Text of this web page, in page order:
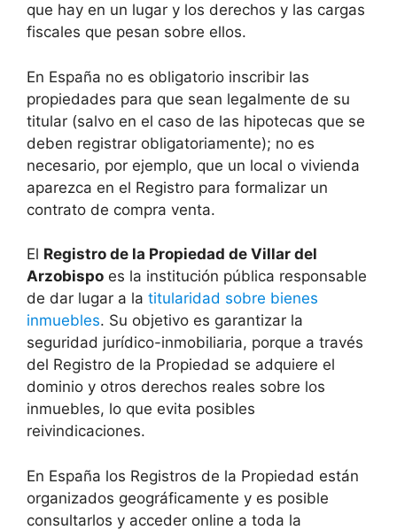
que hay en un lugar y los derechos y las cargas
fiscales que pesan sobre ellos.
En España no es obligatorio inscribir las
propiedades para que sean legalmente de su
titular (salvo en el caso de las hipotecas que se
deben registrar obligatoriamente); no es
necesario, por ejemplo, que un local o vivienda
aparezca en el Registro para formalizar un
contrato de compra venta.
El Registro de la Propiedad de Villar del
Arzobispo es la institución pública responsable
de dar lugar a la titularidad sobre bienes
inmuebles. Su objetivo es garantizar la
seguridad jurídico-inmobiliaria, porque a través
del Registro de la Propiedad se adquiere el
dominio y otros derechos reales sobre los
inmuebles, lo que evita posibles
reivindicaciones.
En España los Registros de la Propiedad están
organizados geográficamente y es posible
consultarlos y acceder online a toda la